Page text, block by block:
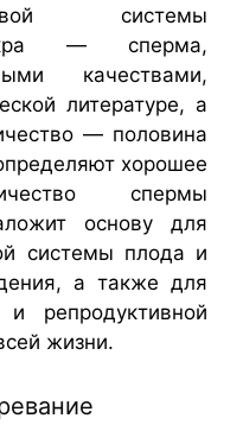
системы
— сперма,
качествами,
литературе, а
— половина
хорошее
спермы
основу для
системы плода и
а также для
и репродуктивной
жизни.